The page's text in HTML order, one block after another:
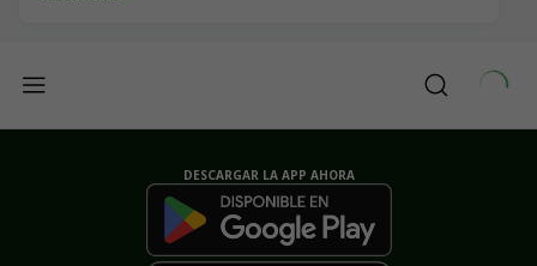
DESCARGAR LA APP AHORA